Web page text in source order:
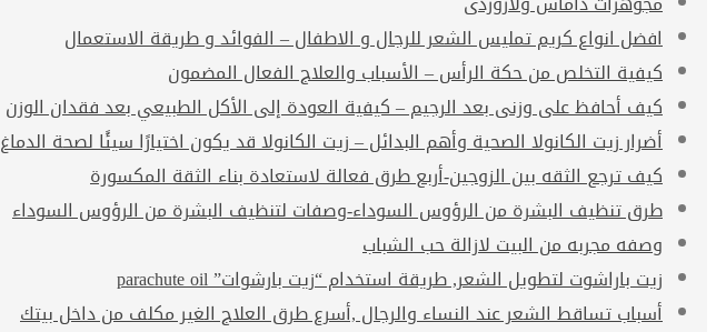
افضل انواع كريم تمليس الشعر للرجال و الاطفال – الفوائد و طريقة الاستعمال
كيفية التخلص من حكة الرأس – الأسباب والعلاج الفعال المضمون
كيف أحافظ على وزنى بعد الرجيم – كيفية العودة إلى الأكل الطبيعي بعد فقدان الوزن
أضرار زيت الكانولا الصحية وأهم البدائل – زيت الكانولا قد يكون اختيارًا سيئًا لصحة الدماغ
كيف ترجع الثقه بين الزوجين-أربع طرق فعالة لاستعادة بناء الثقة المكسورة
طرق تنظيف البشرة من الرؤوس السوداء-وصفات لتنظيف البشرة من الرؤوس السوداء
وصفه مجربه من البيت لازالة حب الشباب
زيت باراشوت لتطويل الشعر, طريقة استخدام “زيت بارشوات” parachute oil
أسباب تساقط الشعر عند النساء والرجال ,أسرع طرق العلاج الغير مكلف من داخل بيتك